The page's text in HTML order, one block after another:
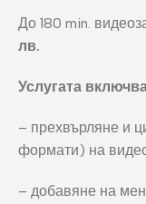
До 180 min.
лв.
Услугата
– прехвърляне и
формати) на
– добавяне на